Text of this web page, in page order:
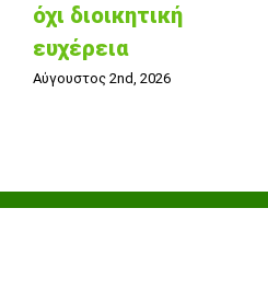
όχι διοικητική
ευχέρεια
Αύγουστος 2nd, 2026